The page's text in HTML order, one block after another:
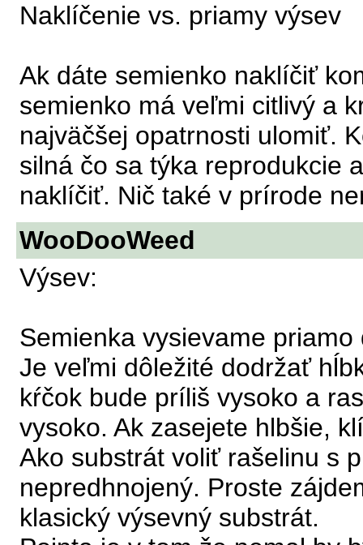
Naklíčenie vs. priamy výsev
Ak dáte semienko naklíčiť
semienko má veľmi citlivý a
najväčšej opatrnosti ulomiť.
silná čo sa týka reprodukcie
naklíčiť. Nič také v prírode
WooDooWeed
Výsev:
Semienka vysievame
Je veľmi dôležité dodržať
kŕčok bude príliš vysoko a
vysoko. Ak zasejete hlbšie,
Ako substrát voliť rašelinu s
nepredhnojený. Proste
klasický výsevný substrát.